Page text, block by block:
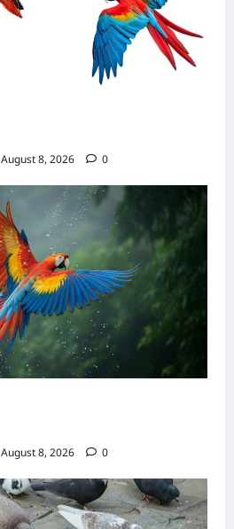
August 8, 2026 0
August 8, 2026 0